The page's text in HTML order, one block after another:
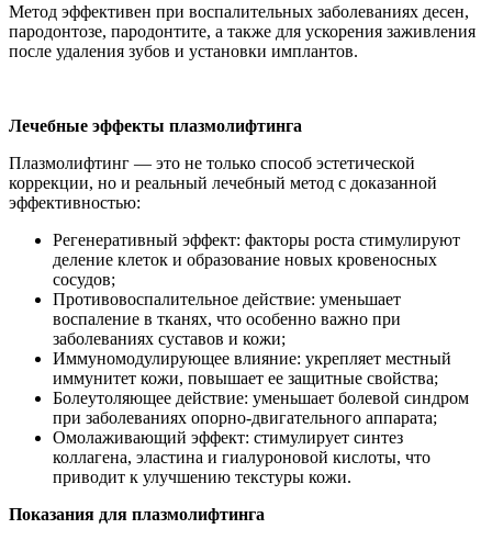
Метод эффективен при воспалительных заболеваниях десен,
пародонтозе, пародонтите, а также для ускорения заживления
после удаления зубов и установки имплантов.
Лечебные эффекты плазмолифтинга
Плазмолифтинг — это не только способ эстетической
коррекции, но и реальный лечебный метод с доказанной
эффективностью:
Регенеративный эффект: факторы роста стимулируют
деление клеток и образование новых кровеносных
сосудов;
Противовоспалительное действие: уменьшает
воспаление в тканях, что особенно важно при
заболеваниях суставов и кожи;
Иммуномодулирующее влияние: укрепляет местный
иммунитет кожи, повышает ее защитные свойства;
Болеутоляющее действие: уменьшает болевой синдром
при заболеваниях опорно-двигательного аппарата;
Омолаживающий эффект: стимулирует синтез
коллагена, эластина и гиалуроновой кислоты, что
приводит к улучшению текстуры кожи.
Показания для плазмолифтинга